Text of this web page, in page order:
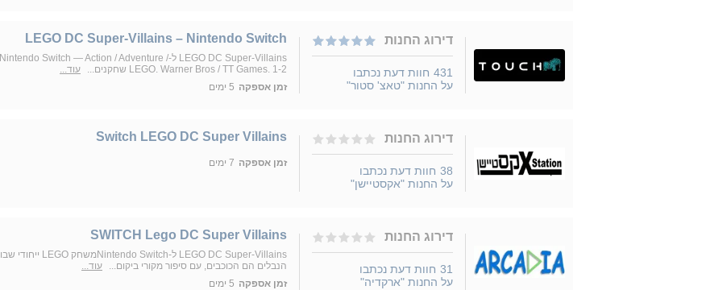
דירוג החנות
431 חוות דעת נכתבו
על החנות "טאצ' סטור"
LEGO DC Super-Villains – Nintendo Switch
LEGO DC Super-Villains ל-Nintendo Switch — Action / Adventure /
LEGO. Warner Bros / TT Games. 1-2 שחקנים...
עוד...
זמן אספקה 5 ימים
דירוג החנות
38 חוות דעת נכתבו
על החנות "אקסטיישן"
Switch LEGO DC Super Villains
זמן אספקה 7 ימים
דירוג החנות
31 חוות דעת נכתבו
על החנות "ארקדיה"
SWITCH Lego DC Super Villains
LEGO DC Super-Villains ל-Nintendo Switchמשחק LEGO ייחודי שבו
הנבלים הם הכוכבים, עם סיפור מקורי ביקום...
עוד...
זמן אספקה 5 ימים